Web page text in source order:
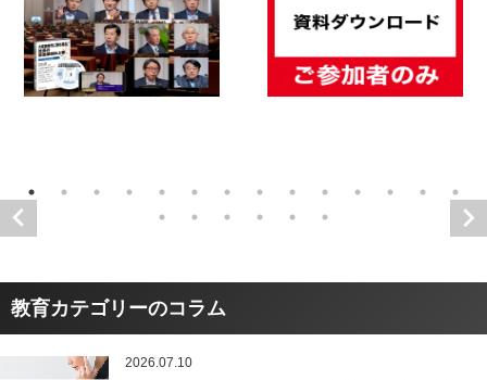
教育カテゴリーのコラム
2026.07.10